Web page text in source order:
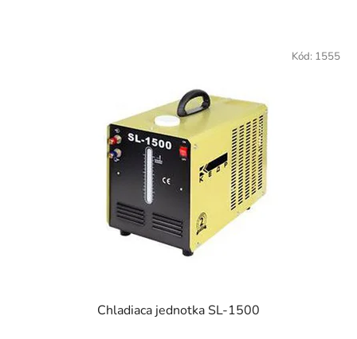
Chladiaca jednotka SL-1500
Kód: 1555